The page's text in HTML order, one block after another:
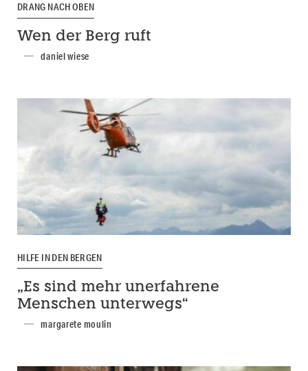
DRANG NACH OBEN
Wen der Berg ruft
daniel wiese
HILFE IN DEN BERGEN
„Es sind mehr unerfahrene
Menschen unterwegs“
margarete moulin